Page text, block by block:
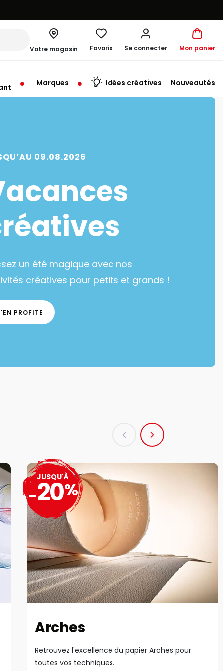
Votre magasin
à 10:00
Favoris Se connecter Mon panier
Marques Idées créatives Nouveautés
09.08.2026
un été magique avec nos
créatives pour petits et grands !
PROFITE
Arches
Retrouvez l'excellence du papier Arches pour
toutes vos techniques.
JUSQU'À
-20%